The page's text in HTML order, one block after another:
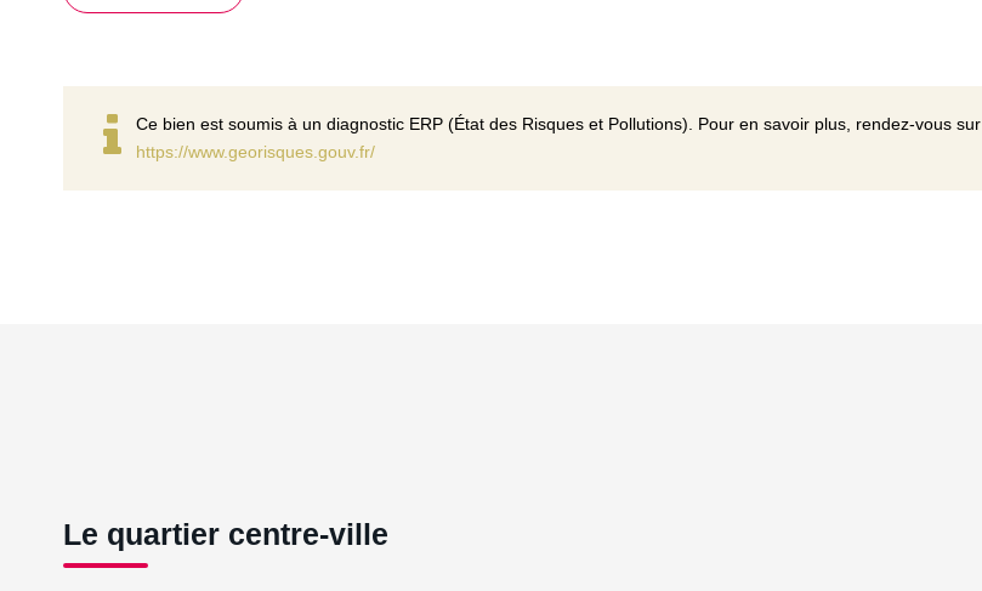
Ce bien est soumis à un diagnostic ERP (État des Risques et Pollutions). Pour en savoir plus, rendez-vous sur
https://www.georisques.gouv.fr/
Le quartier centre-ville